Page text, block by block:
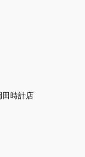
田時計店